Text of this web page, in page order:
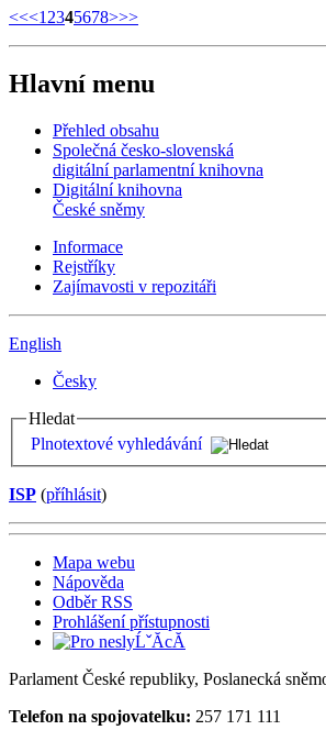
<<<1 2345678>>>
Hlavní menu
Přehled obsahu
Společná česko-slovenská
digitální parlamentní knihovna
Digitální knihovna
České sněmy
Informace
Rejstříky
Zajímavosti v repozitáři
English
Česky
Hledat
Plnotextové vyhledávání
ISP (příhlásit)
Mapa webu
Nápověda
Odběr RSS
Prohlášení přístupnosti
Parlament České republiky, Poslanecká
Telefon na spojovatelku: 257 171 111